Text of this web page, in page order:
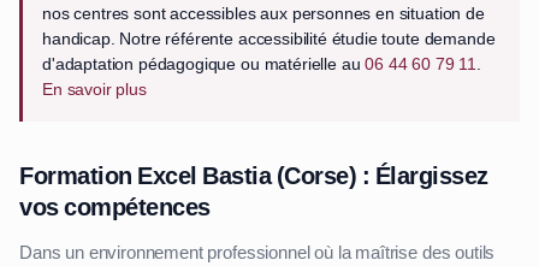
nos centres sont accessibles aux personnes en situation de
handicap. Notre référente accessibilité étudie toute demande
d'adaptation pédagogique ou matérielle au06 44 60 79 11.
En savoir plus
Formation Excel Bastia (Corse) : Élargissez
vos compétences
Dans un environnement professionnel où la maîtrise des outils